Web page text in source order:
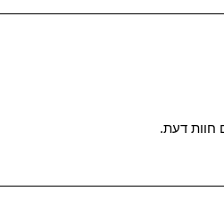
חוות דעת.